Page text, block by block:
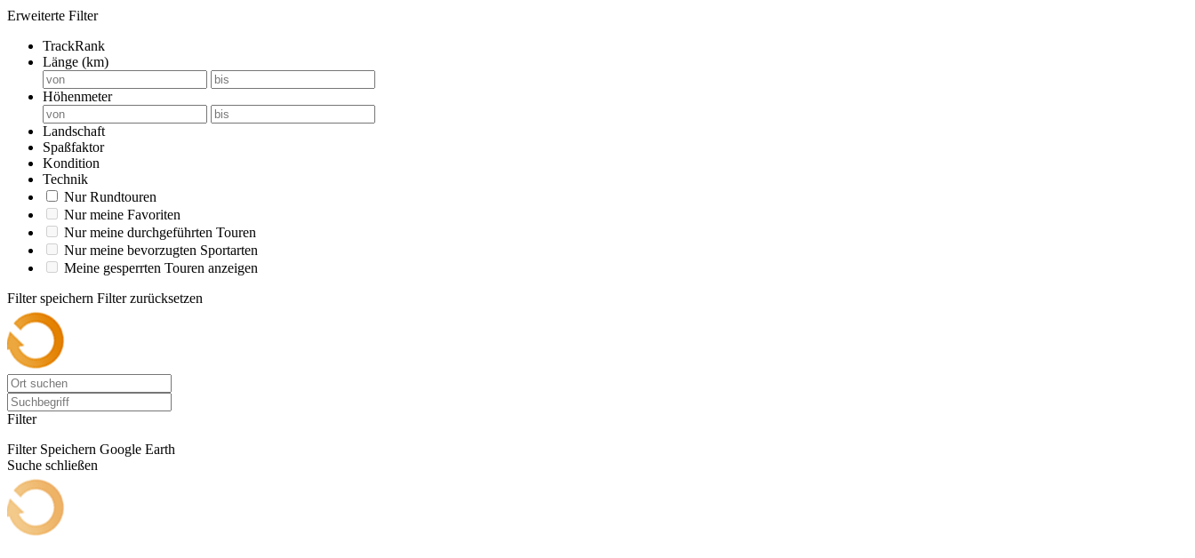
Erweiterte Filter
TrackRank
Länge (km)
Höhenmeter
Landschaft
Spaßfaktor
Kondition
Technik
Nur Rundtouren
Nur meine Favoriten
Nur meine durchgeführten Touren
Nur meine bevorzugten Sportarten
Meine gesperrten Touren anzeigen
Filter speichern Filter zurücksetzen
Filter
Filter Speichern Google Earth
Suche schließen